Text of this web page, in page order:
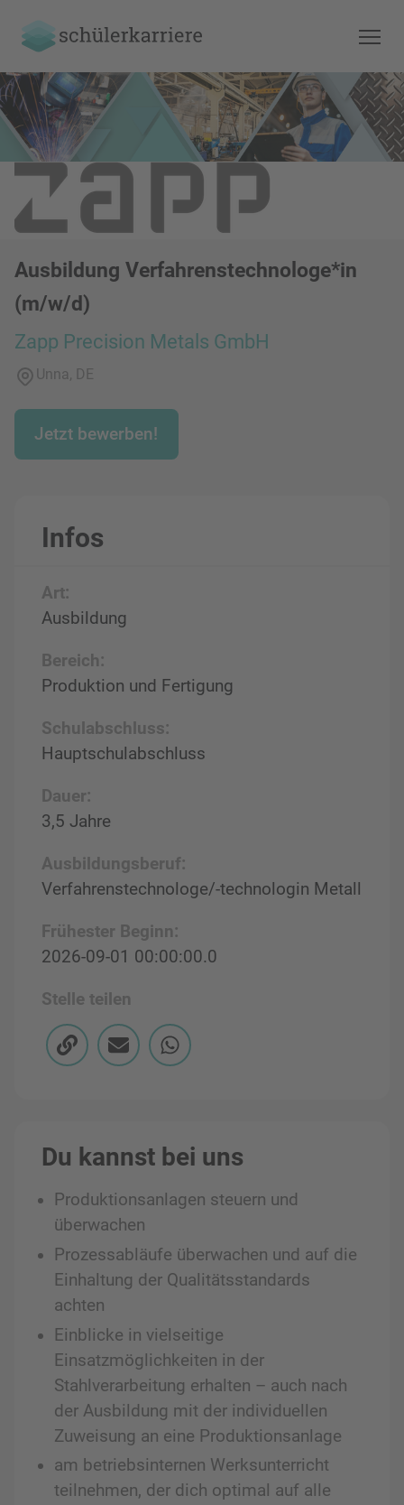
Ausbildung Verfahrenstechnologe*in
(m/w/d)
Zapp Precision Metals GmbH
Unna, DE
Jetzt bewerben!
Infos
Art:
Ausbildung
Bereich:
Produktion und Fertigung
Schulabschluss:
Hauptschulabschluss
Dauer:
3,5 Jahre
Ausbildungsberuf:
Verfahrenstechnologe/-technologin Metall
Frühester Beginn:
2026-09-01 00:00:00.0
Stelle teilen
Du kannst bei uns
Produktionsanlagen steuern und
überwachen
Prozessabläufe überwachen und auf die
Einhaltung der Qualitätsstandards
achten
Einblicke in vielseitige
Einsatzmöglichkeiten in der
Stahlverarbeitung erhalten – auch nach
der Ausbildung mit der individuellen
Zuweisung an eine Produktionsanlage
am betriebsinternen Werksunterricht
teilnehmen, der dich optimal auf alle